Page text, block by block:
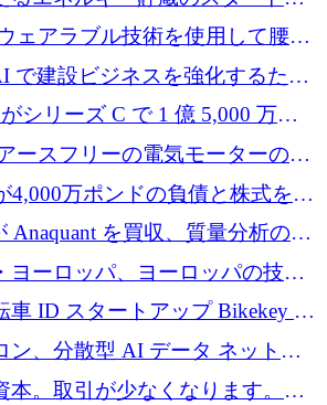
が新たな投資ラウンドで
獲得
ェアラブル技術を使用して腰痛
うに再考しているか
で建設ビジネスを強化するため
ロを調達
シリーズ C で 1 億 5,000 万ド
企業運営向けにエージェント AI
ースフリーの電気モーターの革
ために1,600万ポンドを確保
4,000万ポンドの負債と株式を調
Anaquant を買収、質量分析の専
バイオ医薬品の品質管理を拡大
ヨーロッパ、ヨーロッパの技術
援するために11億ユーロのファ
車 ID スタートアップ Bikekey が
の投資を確保
ン、分散型 AI データ ネットワ
650 万ドルを調達
本。取引が少なくなります。